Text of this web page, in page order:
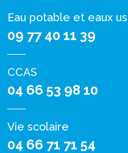
Eau potable et eaux
09 77 40 11 39
CCAS
04 66 53 98 10
Vie scolaire
04 66 71 71 54